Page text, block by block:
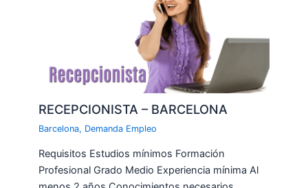
RECEPCIONISTA – BARCELONA
Barcelona, Demanda Empleo
Requisitos Estudios mínimos Formación
Profesional Grado Medio Experiencia mínima Al